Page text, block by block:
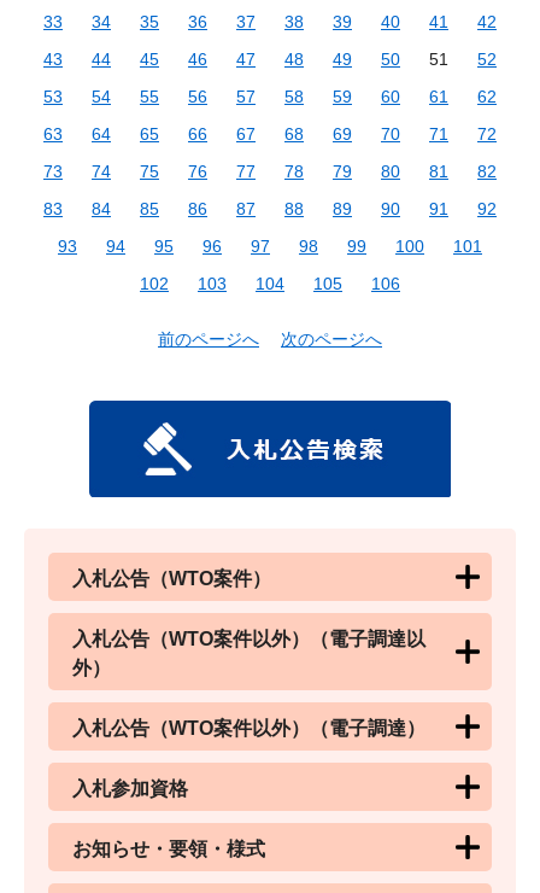
33
34 35 36 37 38 39 40 41
42
43
44 45 46 47 48 49 50 51
52
53
54 55 56 57 58 59 60 61
62
63
64 65 66 67 68 69 70 71
72
73
74 75 76 77 78 79 80 81
82
83
84 85 86 87 88 89 90 91
92
93
94 95 96 97 98 99 100
101
102
103 104 105 106
前のページへ 次のページへ
入札公告（WTO案件）
入札公告（WTO案件以外）（電子調達以
外）
入札公告（WTO案件以外）（電子調達）
入札参加資格
お知らせ・要領・様式